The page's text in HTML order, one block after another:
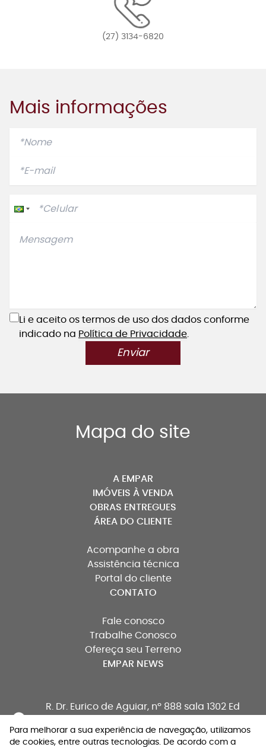
(27) 3134-6820
Mais informações
Li e aceito os termos de uso dos dados conforme
indicado na Política de Privacidade
Enviar
Mapa do site
A EMPAR
IMÓVEIS À VENDA
OBRAS ENTREGUES
ÁREA DO CLIENTE
Acompanhe a obra
Assistência técnica
Portal do cliente
CONTATO
Fale conosco
Trabalhe Conosco
Ofereça seu Terreno
EMPAR NEWS
R. Dr. Eurico de Aguiar, nº 888 sala 1302 Ed
29056-264
Para melhorar a sua experiência de navegação, utilizamos
de cookies, entre outras tecnologias. De acordo com a